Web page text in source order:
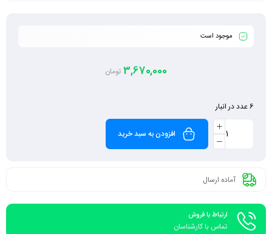
موجود است
3,670,000 تومان
6 عدد در انبار
افزودن به سبد خرید
آماده ارسال
ارتباط با فروش
تماس با کارشناسان